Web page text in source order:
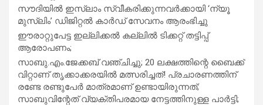
സൗദിയില്‍ ഇസ്‌ലാം സ്വീകരിക്കുന്നവര്‍ക്കായി ‘ന്യൂ
മുസ്ലിം’ ഡിജിറ്റല്‍ കാര്‍ഡ് സേവനം ആരംഭിച്ചു
ഈരാറ്റുപേട്ട ഇല്ലിക്കൽ കല്ലിൽ ടിക്കറ്റ് തട്ടിപ്പ്
ആരോപണം;
സാബു.എം.ജേക്കബ് വഞ്ചിച്ചു; 20 ലക്ഷത്തിന്റെ ബൈക്ക്
വിറ്റാണ് തൃക്കാക്കരയില്‍ മത്സരിച്ചത്! പ്രചാരണത്തിന്
രണ്ടേ രണ്ടുപേര്‍ മാത്രമാണ് ഉണ്ടായിരുന്നത്;
സാബുവിന്റേത് വ്യക്തിപരമായ നേട്ടത്തിനുള്ള പാര്‍ട്ടി;